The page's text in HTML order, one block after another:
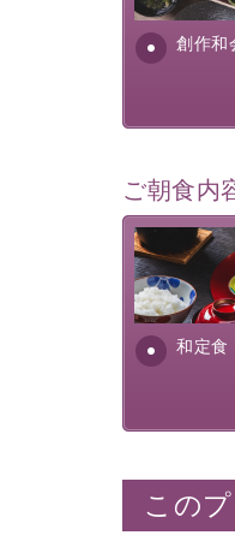
創作和
明が考え出
す。美しい
ご朝食内
和定食
さっぱりと
れる食材は
ふんだんに
安全を心掛
この